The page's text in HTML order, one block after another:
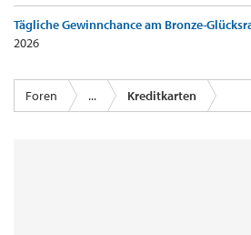
Tägliche Gewinnchance am Bronze-
2026
Foren ... Kreditkarten